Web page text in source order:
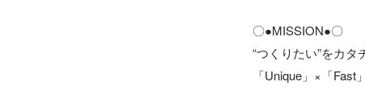
〇●MISSION●〇
“つくりたい”をカタ
「Unique」×「Fast